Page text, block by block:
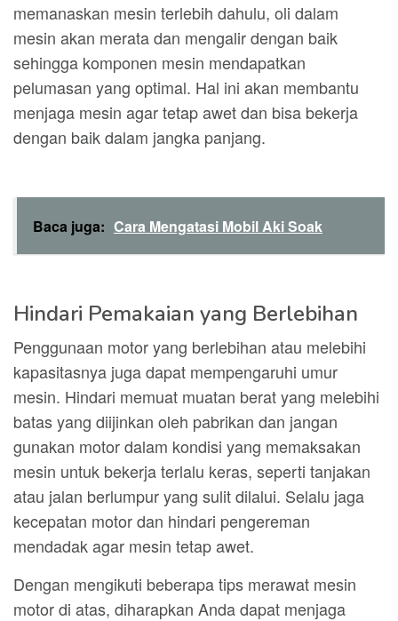
memanaskan mesin terlebih dahulu, oli dalam
mesin akan merata dan mengalir dengan baik
sehingga komponen mesin mendapatkan
pelumasan yang optimal. Hal ini akan membantu
menjaga mesin agar tetap awet dan bisa bekerja
dengan baik dalam jangka panjang.
Baca juga: Cara Mengatasi Mobil Aki Soak
Hindari Pemakaian yang Berlebihan
Penggunaan motor yang berlebihan atau melebihi
kapasitasnya juga dapat mempengaruhi umur
mesin. Hindari memuat muatan berat yang melebihi
batas yang diijinkan oleh pabrikan dan jangan
gunakan motor dalam kondisi yang memaksakan
mesin untuk bekerja terlalu keras, seperti tanjakan
atau jalan berlumpur yang sulit dilalui. Selalu jaga
kecepatan motor dan hindari pengereman
mendadak agar mesin tetap awet.
Dengan mengikuti beberapa tips merawat mesin
motor di atas, diharapkan Anda dapat menjaga